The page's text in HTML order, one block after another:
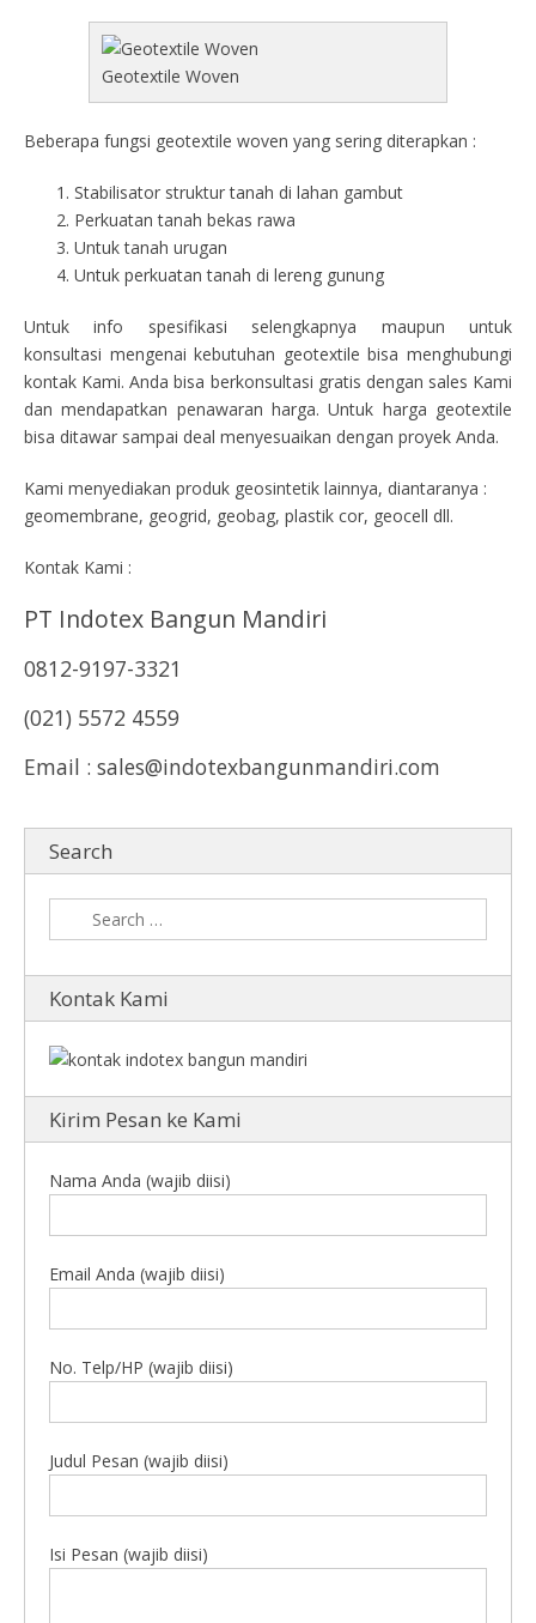
Geotextile Woven
Beberapa fungsi geotextile woven yang sering diterapkan :
Stabilisator struktur tanah di lahan gambut
Perkuatan tanah bekas rawa
Untuk tanah urugan
Untuk perkuatan tanah di lereng gunung
Untuk info spesifikasi selengkapnya maupun untuk
konsultasi mengenai kebutuhan geotextile bisa menghubungi
kontak Kami. Anda bisa berkonsultasi gratis dengan sales Kami
dan mendapatkan penawaran harga. Untuk harga geotextile
bisa ditawar sampai deal menyesuaikan dengan proyek Anda.
Kami menyediakan produk geosintetik lainnya, diantaranya :
geomembrane, geogrid, geobag, plastik cor, geocell dll.
Kontak Kami :
PT Indotex Bangun Mandiri
0812-9197-3321
(021) 5572 4559
Email : sales@indotexbangunmandiri.com
Search
Kontak Kami
Kirim Pesan ke Kami
Nama Anda (wajib diisi)
Email Anda (wajib diisi)
No. Telp/HP (wajib diisi)
Judul Pesan (wajib diisi)
Isi Pesan (wajib diisi)